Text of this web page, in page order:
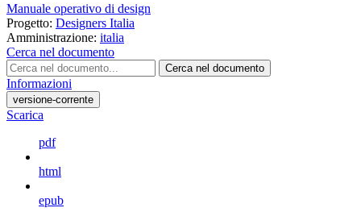
Manuale operativo di design
Progetto: Designers Italia
Amministrazione: italia
Cerca nel documento
Cerca nel documento
Informazioni
versione-corrente
Scarica
pdf
html
epub